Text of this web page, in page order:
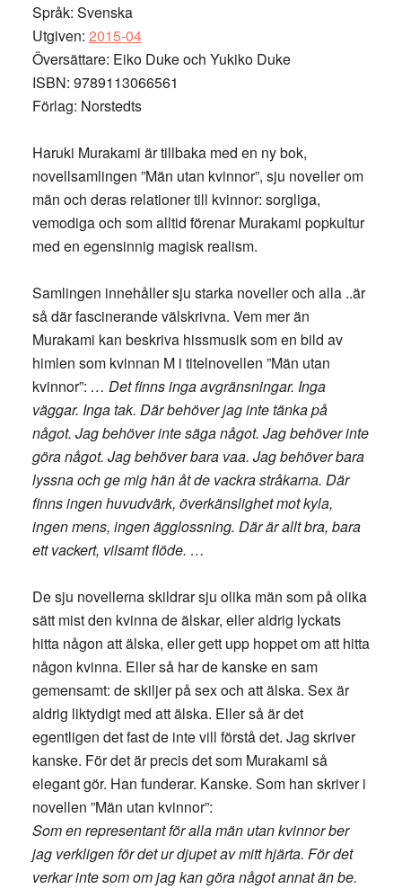
Språk: Svenska
Utgiven: 2015-04
Översättare: Eiko Duke och Yukiko Duke
ISBN: 9789113066561
Förlag: Norstedts
Haruki Murakami är tillbaka med en ny bok,
novellsamlingen ”Män utan kvinnor”, sju noveller om
män och deras relationer till kvinnor: sorgliga,
vemodiga och som alltid förenar Murakami popkultur
med en egensinnig magisk realism.
Samlingen innehåller sju starka noveller och alla ..är
så där fascinerande välskrivna. Vem mer än
Murakami kan beskriva hissmusik som en bild av
himlen som kvinnan M i titelnovellen ”Män utan
kvinnor”: … Det finns inga avgränsningar. Inga
väggar. Inga tak. Där behöver jag inte tänka på
något. Jag behöver inte säga något. Jag behöver inte
göra något. Jag behöver bara vaa. Jag behöver bara
lyssna och ge mig hän åt de vackra stråkarna. Där
finns ingen huvudvärk, överkänslighet mot kyla,
ingen mens, ingen ägglossning. Där är allt bra, bara
ett vackert, vilsamt flöde. …
De sju novellerna skildrar sju olika män som på olika
sätt mist den kvinna de älskar, eller aldrig lyckats
hitta någon att älska, eller gett upp hoppet om att hitta
någon kvinna. Eller så har de kanske en sam
gemensamt: de skiljer på sex och att älska. Sex är
aldrig liktydigt med att älska. Eller så är det
egentligen det fast de inte vill förstå det. Jag skriver
kanske. För det är precis det som Murakami så
elegant gör. Han funderar. Kanske. Som han skriver i
novellen ”Män utan kvinnor”:
Som en representant för alla män utan kvinnor ber
jag verkligen för det ur djupet av mitt hjärta. För det
verkar inte som om jag kan göra något annat än be.